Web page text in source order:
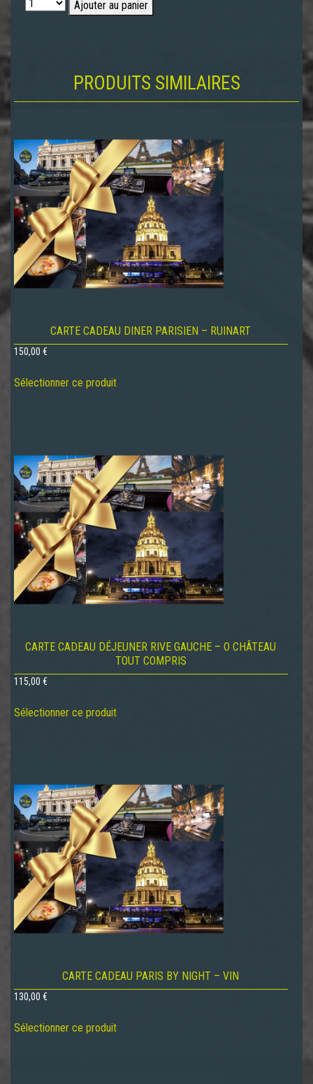
Ajouter au panier
PRODUITS SIMILAIRES
CARTE CADEAU DINER PARISIEN – RUINART
150,00 €
Sélectionner ce produit
CARTE CADEAU DÉJEUNER RIVE GAUCHE – O CHÂTEAU
TOUT COMPRIS
115,00 €
Sélectionner ce produit
CARTE CADEAU PARIS BY NIGHT – VIN
130,00 €
Sélectionner ce produit